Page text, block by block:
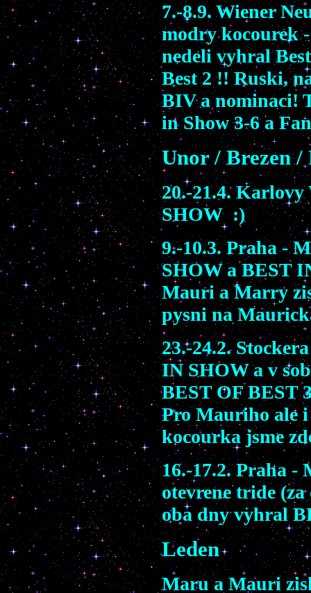
7.-8.9. Wiener
modry kocourek-
nedeli vyhral
Best 2 !! Ruski,
BIV anominaci!
in Show 3-6a
Unor / Brezen /
20.-21.4.
SHOW :)
9.-10.3. Praha -
SHOW a BEST
Mauri a Marry
pysni na
23.-24.2.
IN SHOW a v
BEST OF BEST
Pro Mauriho ale i
kocourka jsme
16.-17.2. Praha
otevrene tride (za
oba dny vyhral
Leden
Maru a Mauri